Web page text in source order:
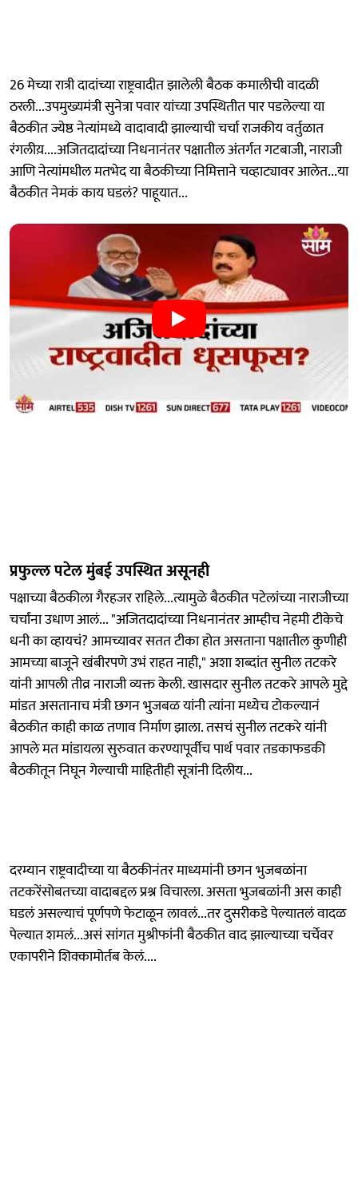
26 मेच्या रात्री दादांच्या राष्ट्रवादीत झालेली बैठक कमालीची वादळी
ठरली...उपमुख्यमंत्री सुनेत्रा पवार यांच्या उपस्थितीत पार पडलेल्या या
बैठकीत ज्येष्ठ नेत्यांमध्ये वादावादी झाल्याची चर्चा राजकीय वर्तुळात
रंगलीय़....अजितदादांच्या निधनानंतर पक्षातील अंतर्गत गटबाजी, नाराजी
आणि नेत्यांमधील मतभेद या बैठकीच्या निमित्ताने चव्हाट्यावर आलेत...या
बैठकीत नेमकं काय घडलं? पाहूयात...
प्रफुल्ल पटेल मुंबई उपस्थित असूनही
पक्षाच्या बैठकीला गैरहजर राहिले...त्यामुळे बैठकीत पटेलांच्या नाराजीच्या
चर्चांना उधाण आलं... "अजितदादांच्या निधनानंतर आम्हीच नेहमी टीकेचे
धनी का व्हायचं? आमच्यावर सतत टीका होत असताना पक्षातील कुणीही
आमच्या बाजूने खंबीरपणे उभं राहत नाही," अशा शब्दांत सुनील तटकरे
यांनी आपली तीव्र नाराजी व्यक्त केली. खासदार सुनील तटकरे आपले मुद्दे
मांडत असतानाच मंत्री छगन भुजबळ यांनी त्यांना मध्येच टोकल्यानं
बैठकीत काही काळ तणाव निर्माण झाला. तसचं सुनील तटकरे यांनी
आपले मत मांडायला सुरुवात करण्यापूर्वीच पार्थ पवार तडकाफडकी
बैठकीतून निघून गेल्याची माहितीही सूत्रांनी दिलीय...
दरम्यान राष्ट्रवादीच्या या बैठकीनंतर माध्यमांनी छगन भुजबळांना
तटकरेंसोबतच्या वादाबद्दल प्रश्न विचारला. असता भुजबळांनी अस काही
घडलं असल्याचं पूर्णपणे फेटाळून लावलं...तर दुसरीकडे पेल्यातलं वादळ
पेल्यात शमलं...असं सांगत मुश्रीफांनी बैठकीत वाद झाल्याच्या चर्चेवर
एकापरीने शिक्कामोर्तब केलं....